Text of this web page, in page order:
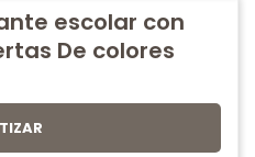
escolar con
De colores